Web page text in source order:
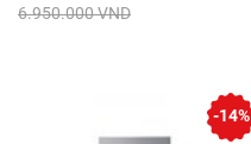
6.950.000 VND
-14%